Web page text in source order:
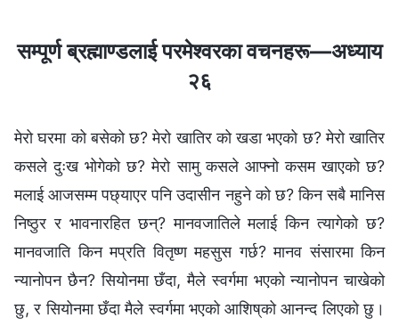
सम्पूर्ण ब्रह्माण्डलाई परमेश्‍वरका वचनहरू—अध्याय
२६
मेरो घरमा को बसेको छ? मेरो खातिर को खडा भएको छ? मेरो खातिर
कसले दुःख भोगेको छ? मेरो सामु कसले आफ्नो कसम खाएको छ?
मलाई आजसम्म पछ्याएर पनि उदासीन नहुने को छ? किन सबै मानिस
निष्ठुर र भावनारहित छन्? मानवजातिले मलाई किन त्यागेको छ?
मानवजाति किन मप्रति वितृष्ण महसुस गर्छ? मानव संसारमा किन
न्यानोपन छैन? सियोनमा छँदा, मैले स्वर्गमा भएको न्यानोपन चाखेको
छु, र सियोनमा छँदा मैले स्वर्गमा भएको आशिष्‌को आनन्द लिएको छु।